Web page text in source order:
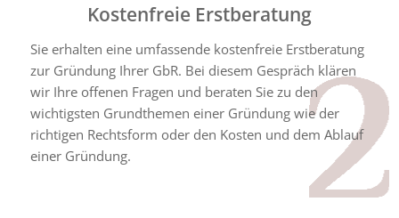
Kostenfreie Erstberatung
Sie erhalten eine umfassende kostenfreie Erstberatung
zur Gründung Ihrer GbR. Bei diesem Gespräch klären
wir Ihre offenen Fragen und beraten Sie zu den
wichtigsten Grundthemen einer Gründung wie der
richtigen Rechtsform oder den Kosten und dem Ablauf
einer Gründung.